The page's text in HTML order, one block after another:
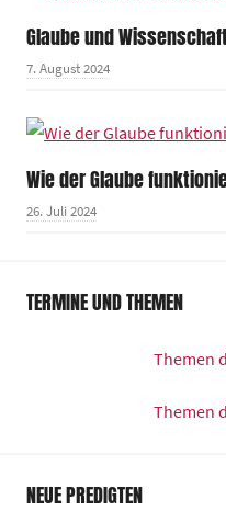
Glaube und
7. August 2024
Wie der Glaube
26. Juli 2024
TERMINE UND THEMEN
Themen
Themen
NEUE PREDIGTEN